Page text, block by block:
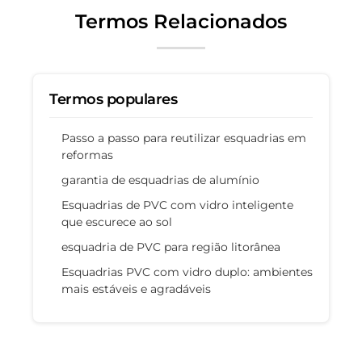
Termos Relacionados
Termos populares
Passo a passo para reutilizar esquadrias em
reformas
garantia de esquadrias de alumínio
Esquadrias de PVC com vidro inteligente
que escurece ao sol
esquadria de PVC para região litorânea
Esquadrias PVC com vidro duplo: ambientes
mais estáveis e agradáveis